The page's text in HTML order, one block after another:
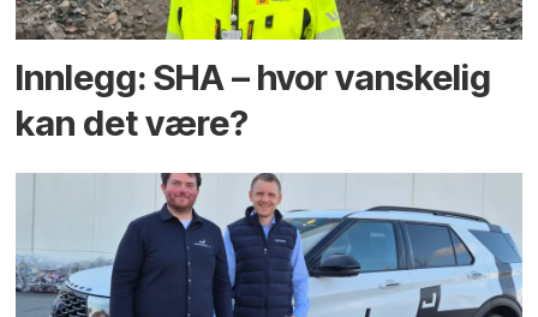
Innlegg: SHA – hvor vanskelig
kan det være?